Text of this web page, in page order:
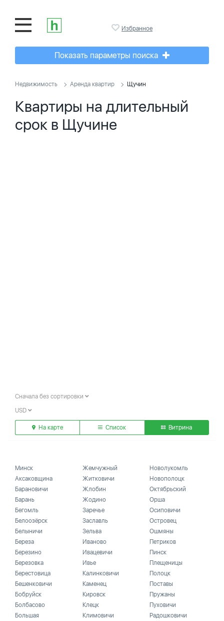
Избранное
Показать параметры поиска
Недвижимость Аренда квартир Щучин
Квартиры на длительный
срок в Щучине
Сначала без сортировки
USD
На карте Список Витрина
Минск
Аксаковщина
Барановичи
Барань
Бегомль
Белоозёрск
Белыничи
Береза
Березино
Березовка
Берестовица
Бешенковичи
Бобруйск
Болбасово
Большая
Жемчужный
Житковичи
Жлобин
Жодино
Заречье
Заславль
Зельва
Иваново
Ивацевичи
Ивье
Калинковичи
Каменец
Кировск
Клецк
Климовичи
Новолукомль
Новополоцк
Октябрьский
Орша
Осиповичи
Островец
Ошмяны
Петриков
Пинск
Плещеницы
Полоцк
Поставы
Пружаны
Пуховичи
Радошковичи